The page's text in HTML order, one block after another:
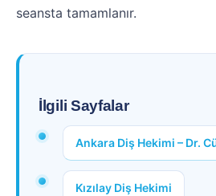
seansta tamamlanır.
İlgili Sayfalar
Ankara Diş Hekimi – Dr.
Kızılay Diş Hekimi